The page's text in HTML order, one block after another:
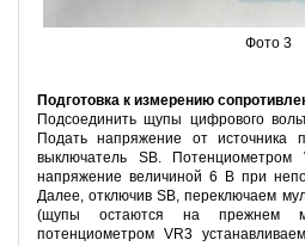
Фото 3
Подготовка к измерению
Подсоединить щупы цифрового
Подать напряжение от источника
выключатель SB. Потенциометром
напряжение величиной 6 В при
Далее, отключив SB, переключаем
(щупы остаются на прежнем
потенциометром VR3